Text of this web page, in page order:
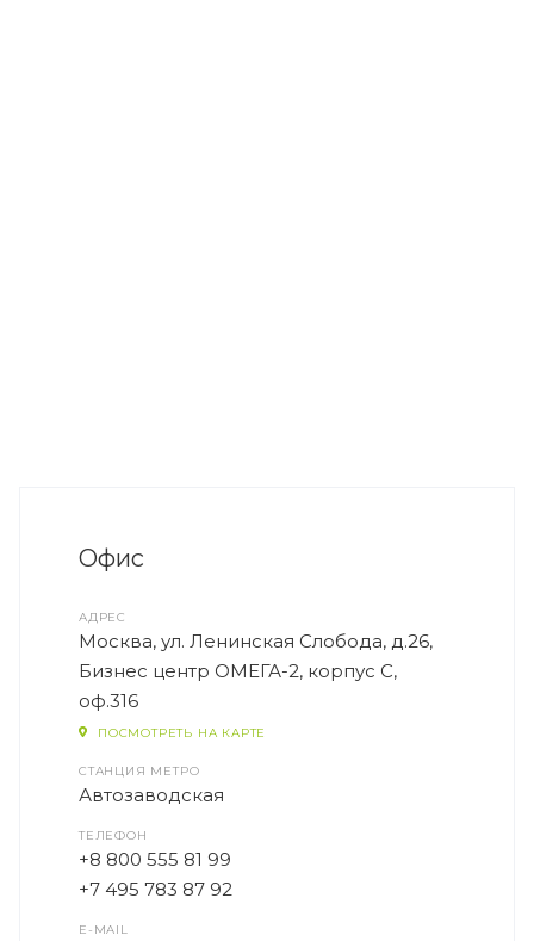
Офис
АДРЕС
Москва, ул. Ленинская Слобода, д.26,
Бизнес центр ОМЕГА-2, корпус С,
оф.316
ПОСМОТРЕТЬ НА КАРТЕ
СТАНЦИЯ МЕТРО
Автозаводская
ТЕЛЕФОН
+8 800 555 81 99
+7 495 783 87 92
E-MAIL